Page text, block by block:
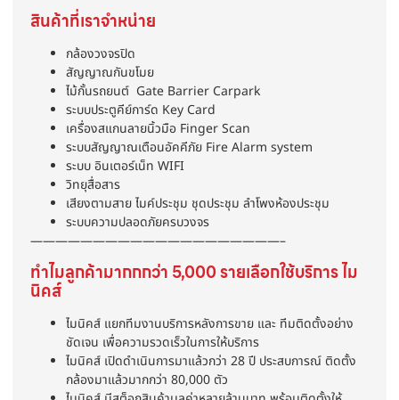
สินค้าที่เราจำหน่าย
กล้องวงจรปิด
สัญญาณกันขโมย
ไม้กั้นรถยนต์ Gate Barrier Carpark
ระบบประตูคีย์การ์ด Key Card
เครื่องสแกนลายนิ้วมือ Finger Scan
ระบบสัญญาณเตือนอัคคีภัย Fire Alarm system
ระบบ อินเตอร์เน็ท WIFI
วิทยุสื่อสาร
เสียงตามสาย ไมค์ประชุม ชุดประชุม ลำโพงห้องประชุม
ระบบความปลอดภัยครบวงจร
————————————————————–
ทำไมลูกค้ามากกกว่า 5,000 รายเลือกใช้บริการ ไม
นิคส์
ไมนิคส์ แยกทีมงานบริการหลังการขาย และ ทีมติดตั้งอย่าง
ชัดเจน เพื่อความรวดเร็วในการให้บริการ
ไมนิคส์ เปิดดำเนินการมาแล้วกว่า 28 ปี ประสบการณ์ ติดตั้ง
กล้องมาแล้วมากกว่า 80,000 ตัว